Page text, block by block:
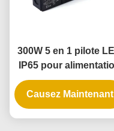
300W 5 en 1 pilote
IP65 pour
électrique réglable
Causez Maintenant